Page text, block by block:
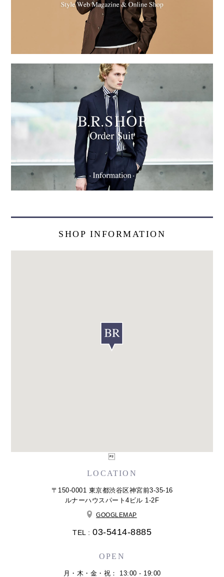
SHOP INFORMATION
LOCATION
〒150-0001 東京都渋谷区神宮前3-35-16
ルナーハウスパート4ビル 1-2F
GOOGLEMAP
TEL : 03-5414-8885
OPEN
月・木・金・祝： 13:00 - 19:00